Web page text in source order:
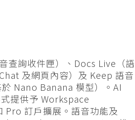
查詢收件匣）、Docs Live（語
及網頁內容）及 Keep 語音
Nano Banana 模型）。AI
提供予 Workspace
訂戶擴展。語音功能及